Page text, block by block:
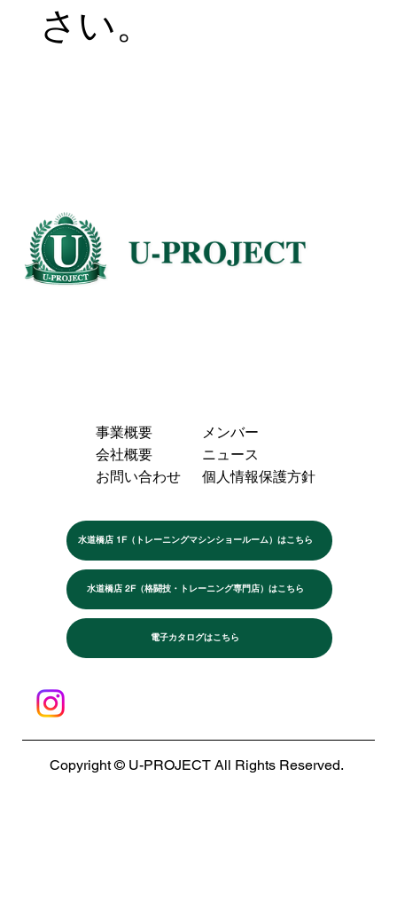
さい。
水道橋店 1F（トレーニングマシンショールーム）はこちら
水道橋店 2F（格闘技・トレーニング専門店）はこちら
電子カタログはこちら
事業概要
メンバー
会社概要
ニュース
お問い合わせ
個人情報保護方針
Copyright © U-PROJECT All Rights Reserved.